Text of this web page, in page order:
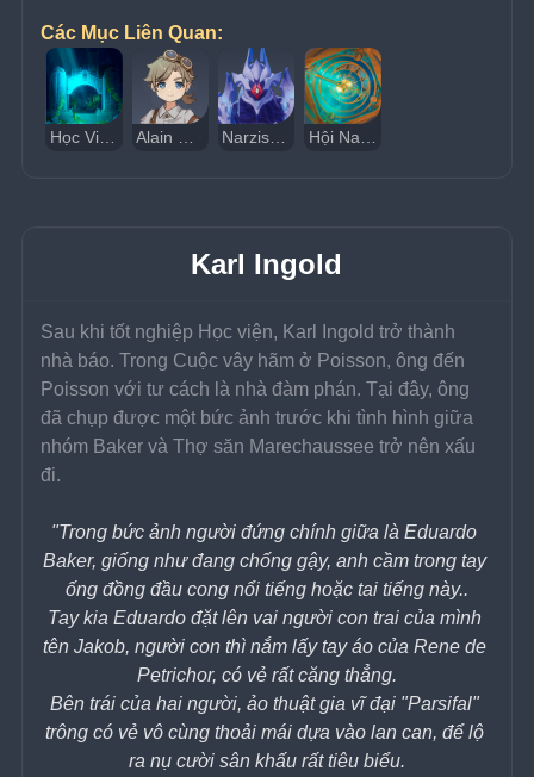
Các Mục Liên Quan:
Học Viện Triết Học Tự Nhiên
Karl Ingold
Sau khi tốt nghiệp Học viện, Karl Ingold trở thành
nhà báo. Trong Cuộc vây hãm ở Poisson, ông đến
Poisson với tư cách là nhà đàm phán. Tại đây, ông
đã chụp được một bức ảnh trước khi tình hình giữa
nhóm Baker và Thợ săn Marechaussee trở nên xấu
đi.
"Trong bức ảnh người đứng chính giữa là Eduardo
Baker, giống như đang chống gậy, anh cầm trong tay
ống đồng đầu cong nổi tiếng hoặc tai tiếng này..
Tay kia Eduardo đặt lên vai người con trai của mình
tên Jakob, người con thì nắm lấy tay áo của Rene de
Petrichor, có vẻ rất căng thẳng.
Bên trái của hai người, ảo thuật gia vĩ đại "Parsifal"
trông có vẻ vô cùng thoải mái dựa vào lan can, để lộ
ra nụ cười sân khấu rất tiêu biểu.